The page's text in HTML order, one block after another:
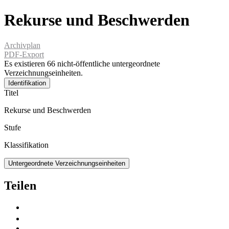
Rekurse und Beschwerden
Archivplan
PDF-Export
Es existieren 66 nicht-öffentliche untergeordnete
Verzeichnungseinheiten.
Identifikation
Titel
Rekurse und Beschwerden
Stufe
Klassifikation
Untergeordnete Verzeichnungseinheiten
Teilen